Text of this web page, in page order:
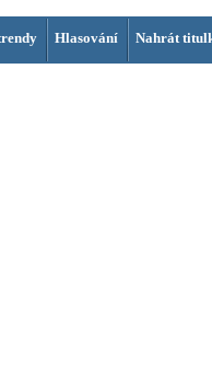
Hlasování Nahrát